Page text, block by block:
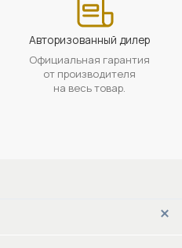
Авторизованный дилер
Официальная гарантия
от производителя
на весь товар.